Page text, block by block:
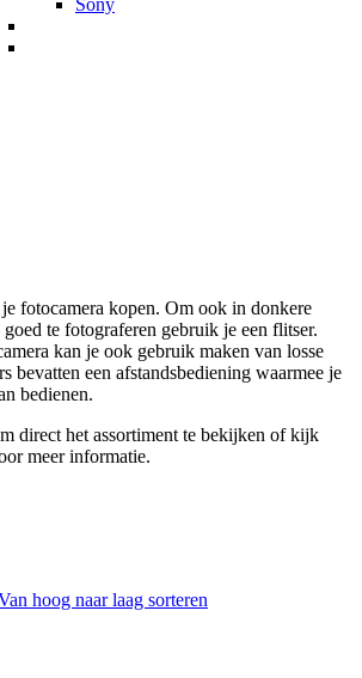
Sony
fotocamera kopen. Om ook in donkere
te fotograferen gebruik je een flitser.
kan je ook gebruik maken van losse
bevatten een afstandsbediening waarmee je
bedienen.
direct het assortiment te bekijken of kijk
meer informatie.
hoog naar laag sorteren